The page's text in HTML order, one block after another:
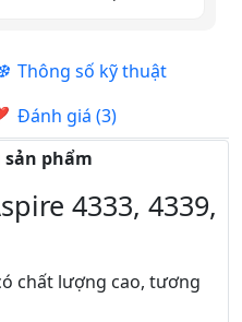
Thông số kỹ thuật
Đánh giá (3)
phẩm
4333, 4339,
chất lượng cao, tương